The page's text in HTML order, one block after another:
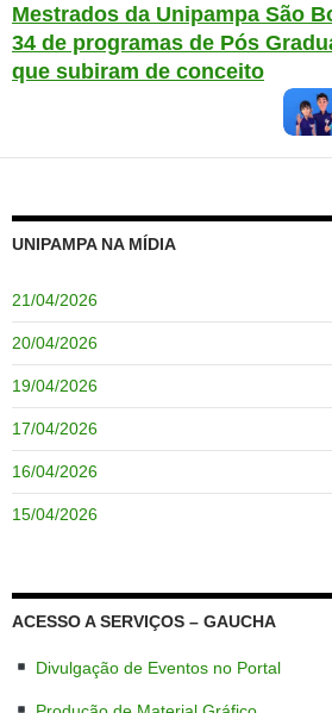
Mestrados da Unipampa São
34 de programas de Pós
que subiram de conceito
UNIPAMPA NA MÍDIA
21/04/2026
20/04/2026
19/04/2026
17/04/2026
16/04/2026
15/04/2026
ACESSO A SERVIÇOS – GAUCHA
Divulgação de Eventos no Portal